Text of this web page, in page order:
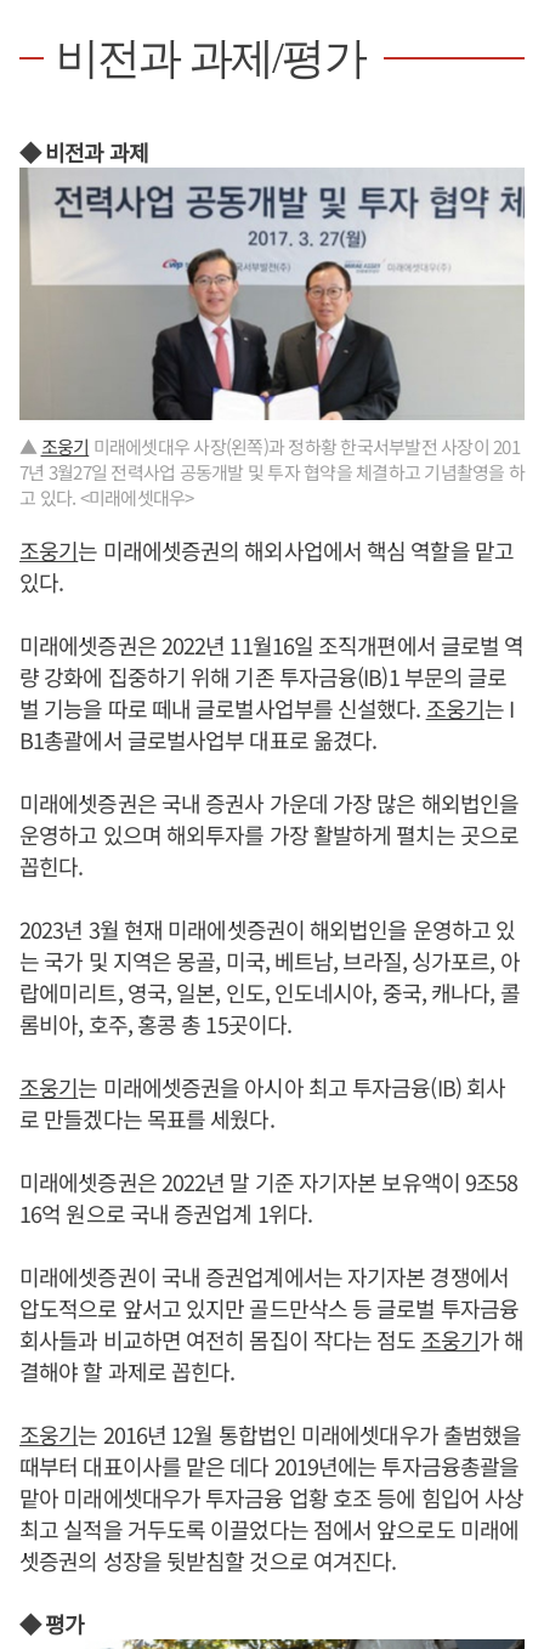
비전과 과제/평가
◆ 비전과 과제
▲조웅기 미래에셋대우 사장(왼쪽)과 정하황 한국서부발전 사장이 201
7년 3월27일 전력사업 공동개발 및 투자 협약을 체결하고 기념촬영을 하
고 있다. <미래에셋대우>
조웅기는 미래에셋증권의 해외사업에서 핵심 역할을 맡고
있다.
미래에셋증권은 2022년 11월16일 조직개편에서 글로벌 역
량 강화에 집중하기 위해 기존 투자금융(IB)1 부문의 글로
벌 기능을 따로 떼내 글로벌사업부를 신설했다. 조웅기는 I
B1총괄에서 글로벌사업부 대표로 옮겼다.
미래에셋증권은 국내 증권사 가운데 가장 많은 해외법인을
운영하고 있으며 해외투자를 가장 활발하게 펼치는 곳으로
꼽힌다.
2023년 3월 현재 미래에셋증권이 해외법인을 운영하고 있
는 국가 및 지역은 몽골, 미국, 베트남, 브라질, 싱가포르, 아
랍에미리트, 영국, 일본, 인도, 인도네시아, 중국, 캐나다, 콜
롬비아, 호주, 홍콩 총 15곳이다.
조웅기는 미래에셋증권을 아시아 최고 투자금융(IB) 회사
로 만들겠다는 목표를 세웠다.
미래에셋증권은 2022년 말 기준 자기자본 보유액이 9조58
16억 원으로 국내 증권업계 1위다.
미래에셋증권이 국내 증권업계에서는 자기자본 경쟁에서
압도적으로 앞서고 있지만 골드만삭스 등 글로벌 투자금융
회사들과 비교하면 여전히 몸집이 작다는 점도 조웅기가 해
결해야 할 과제로 꼽힌다.
조웅기는 2016년 12월 통합법인 미래에셋대우가 출범했을
때부터 대표이사를 맡은 데다 2019년에는 투자금융총괄을
맡아 미래에셋대우가 투자금융 업황 호조 등에 힘입어 사상
최고 실적을 거두도록 이끌었다는 점에서 앞으로도 미래에
셋증권의 성장을 뒷받침할 것으로 여겨진다.
◆ 평가